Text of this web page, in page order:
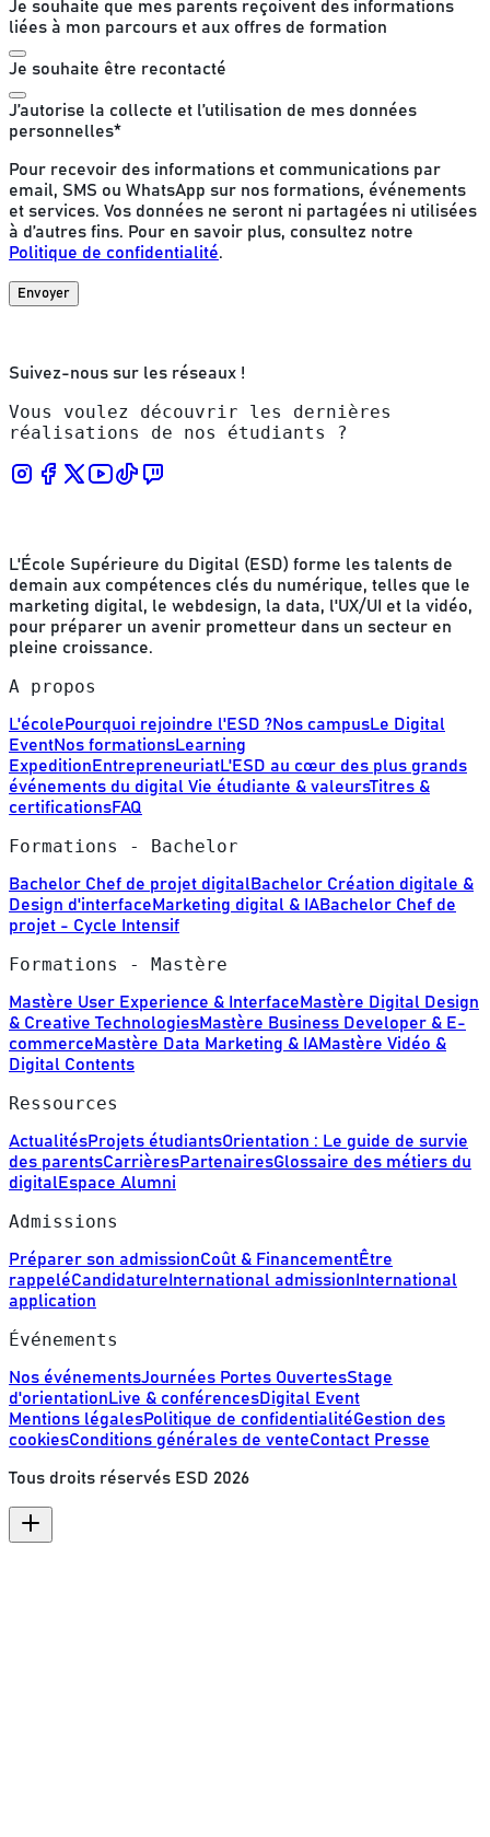
Je souhaite que mes parents reçoivent des informations
liées à mon parcours et aux offres de formation
Je souhaite être recontacté
J’autorise la collecte et l’utilisation de mes données
personnelles*
Pour recevoir des informations et communications par
email, SMS ou WhatsApp sur nos formations, événements
et services. Vos données ne seront ni partagées ni utilisées
à d’autres fins. Pour en savoir plus, consultez notre
Politique de confidentialité.
Envoyer
Suivez-nous sur les réseaux !
Vous voulez découvrir les dernières
réalisations de nos étudiants ?
L'École Supérieure du Digital (ESD) forme les talents de
demain aux compétences clés du numérique, telles que le
marketing digital, le webdesign, la data, l'UX/UI et la vidéo,
pour préparer un avenir prometteur dans un secteur en
pleine croissance.
A propos
L'école Pourquoi rejoindre l'ESD ?Nos campusLe Digital
EventNos formationsLearning
Expedition EntrepreneuriatL'ESD au cœur des plus grands
événements du digital Vie étudiante & valeursTitres &
certificationsFAQ
Formations - Bachelor
Bachelor Chef de projet digital Bachelor Création digitale &
Design d'interface Marketing digital & IABachelor Chef de
projet - Cycle Intensif
Formations - Mastère
Mastère User Experience & Interface Mastère Digital Design
& Creative TechnologiesMastère Business Developer & E-
commerce Mastère Data Marketing & IAMastère Vidéo &
Digital Contents
Ressources
ActualitésProjets étudiantsOrientation : Le guide de survie
des parentsCarrièresPartenairesGlossaire des métiers du
digital Espace Alumni
Admissions
Préparer son admissionCoût & FinancementÊtre
rappeléCandidature International admission International
application
Événements
Nos événementsJournées Portes OuvertesStage
d'orientation Live & conférencesDigital Event
Mentions légalesPolitique de confidentialitéGestion des
cookiesConditions générales de venteContact Presse
Tous droits réservés ESD 2026